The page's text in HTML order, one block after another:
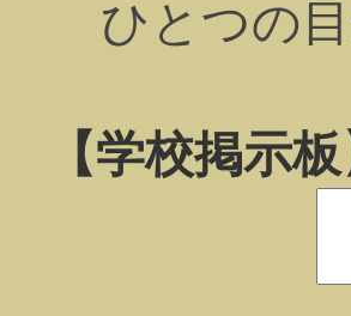
ひとつの
【学校掲示板